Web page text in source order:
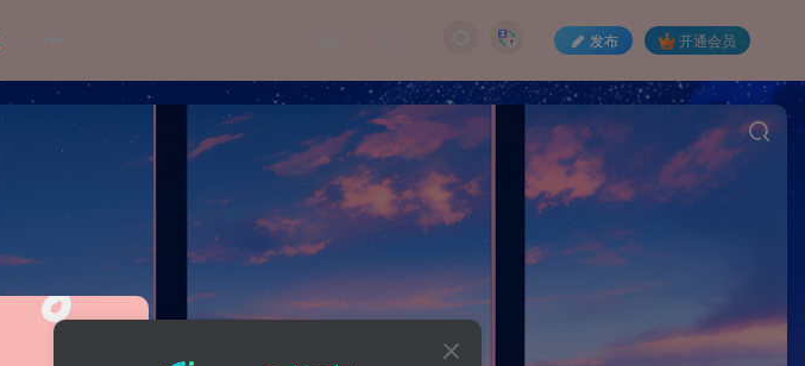
发布 开通会员